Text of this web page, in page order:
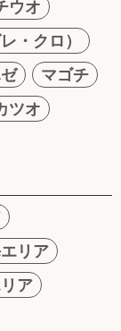
ウオ
・クロ）
マゴチ
ツオ
リア
ア